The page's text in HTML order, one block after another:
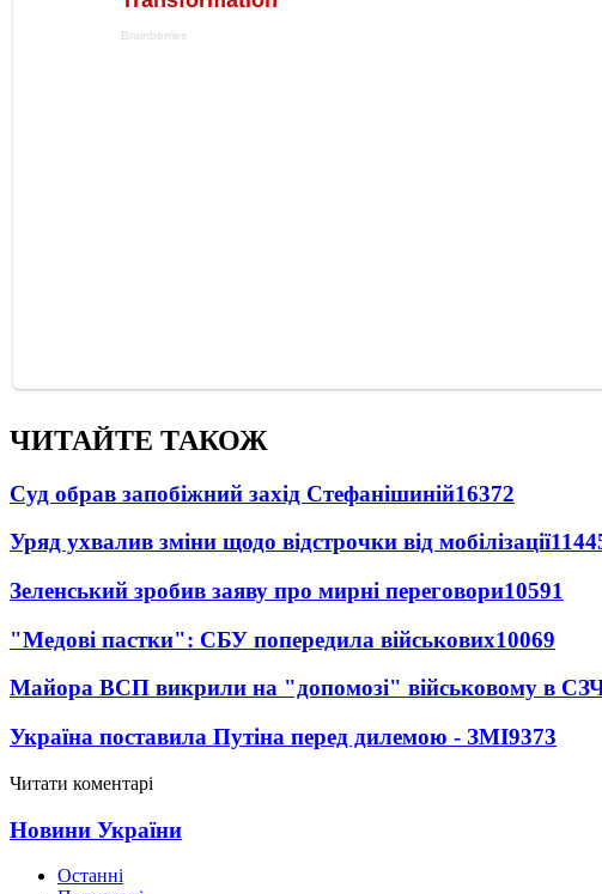
ЧИТАЙТЕ ТАКОЖ
Суд обрав запобіжний захід Стефанішиній16372
Уряд ухвалив зміни щодо відстрочки від мобілізації
Зеленський зробив заяву про мирні переговори10591
"Медові пастки": СБУ попередила військових10069
Майора ВСП викрили на "допомозі" військовому в
Україна поставила Путіна перед дилемою - ЗМІ9373
Читати коментарі
Новини України
Останні